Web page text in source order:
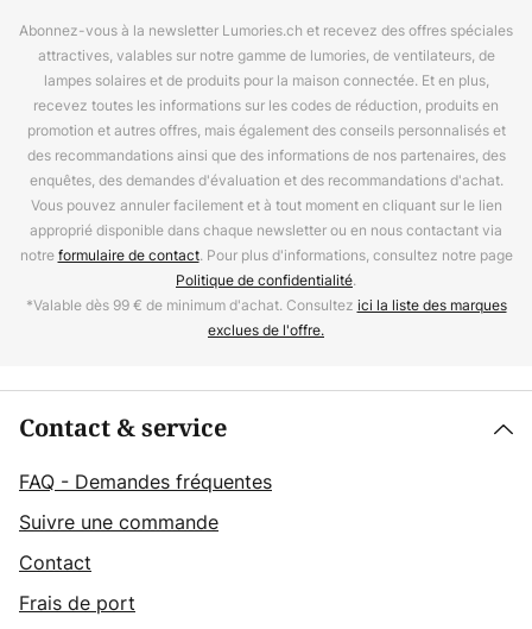
Abonnez-vous à la newsletter Lumories.ch et recevez des offres spéciales
attractives, valables sur notre gamme de lumories, de ventilateurs, de
lampes solaires et de produits pour la maison connectée. Et en plus,
recevez toutes les informations sur les codes de réduction, produits en
promotion et autres offres, mais également des conseils personnalisés et
des recommandations ainsi que des informations de nos partenaires, des
enquêtes, des demandes d'évaluation et des recommandations d'achat.
Vous pouvez annuler facilement et à tout moment en cliquant sur le lien
approprié disponible dans chaque newsletter ou en nous contactant via
notreformulaire de contact. Pour plus d'informations, consultez notre page
Politique de confidentialité.
*Valable dès 99 € de minimum d'achat. Consultez ici la liste des marques
exclues de l'offre.
Contact & service
FAQ - Demandes fréquentes
Suivre une commande
Contact
Frais de port